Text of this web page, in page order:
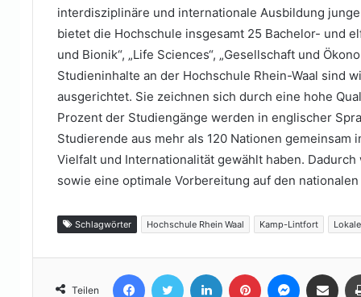
interdisziplinäre und internationale Ausbildung
bietet die Hochschule insgesamt 25 Bachelor- und
und Bionik“, „Life Sciences“, „Gesellschaft und
Studieninhalte an der Hochschule Rhein-Waal sind
ausgerichtet. Sie zeichnen sich durch eine hohe
Prozent der Studiengänge werden in englischer
Studierende aus mehr als 120 Nationen
Vielfalt und Internationalität gewählt haben.
sowie eine optimale Vorbereitung auf den
Schlagwörter Hochschule Rhein Waal Kamp-Lintfort
Teilen
FacebookTwitter LinkedIn Pinterest Messenger
Teile per E-Mail